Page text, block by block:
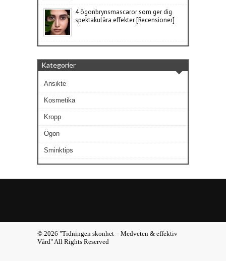
4 ögonbrynsmascaror som ger dig
spektakulära effekter [Recensioner]
Kategorier
Ansikte
Kosmetika
Kropp
Ögon
Sminktips
© 2026 "Tidningen skonhet – Medveten & effektiv
Vård" All Rights Reserved